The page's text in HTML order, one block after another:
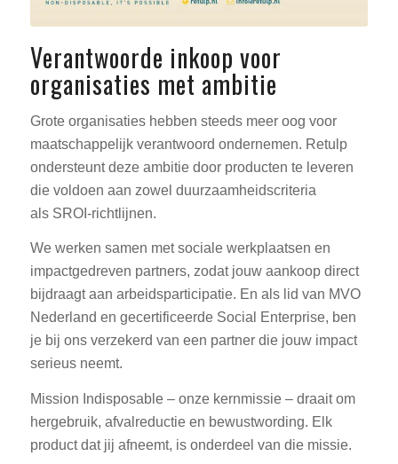
Verantwoorde inkoop voor
organisaties met ambitie
Grote organisaties hebben steeds meer oog voor
maatschappelijk verantwoord ondernemen. Retulp
ondersteunt deze ambitie door producten te leveren
die voldoen aan zowel duurzaamheidscriteria
als SROI-richtlijnen.
We werken samen met sociale werkplaatsen en
impactgedreven partners, zodat jouw aankoop direct
bijdraagt aan arbeidsparticipatie. En als lid van MVO
Nederland en gecertificeerde Social Enterprise, ben
je bij ons verzekerd van een partner die jouw impact
serieus neemt.
Mission Indisposable – onze kernmissie – draait om
hergebruik, afvalreductie en bewustwording. Elk
product dat jij afneemt, is onderdeel van die missie.